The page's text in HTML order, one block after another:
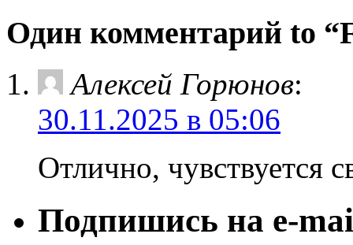
Один комментарий to
Алексей Горюнов:
30.11.2025 в 05:06
Отлично, чувствуется
Подпишись на e-